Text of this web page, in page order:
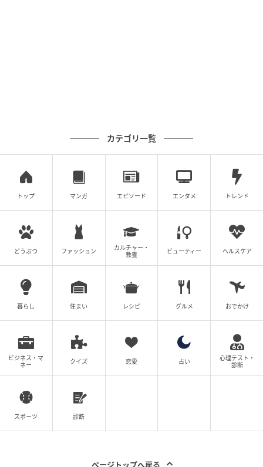
の記事をもっとみる
カテゴリ一覧
トップ マンガ エピソード エンタメ トレンド
どうぶつ ファッション
カルチャー・
教養
ビューティー ヘルスケア
暮らし 住まい レシピ グルメ おでかけ
ビジネス・マ
ネー
クイズ 恋愛 占い
心理テスト・
診断
スポーツ 診断
ページトップへ戻る